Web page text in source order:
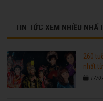
TIN TỨC XEM NHIỀU NHẤT
260
nhất
17/